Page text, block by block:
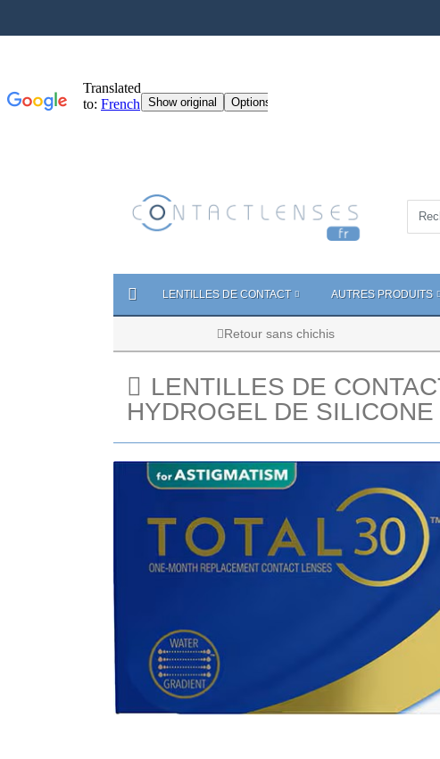
LENTILLES DE CONTACT AUTRES PRODUITS
Retour sans chichis
LENTILLES DE
HYDROGEL DE SILICONE